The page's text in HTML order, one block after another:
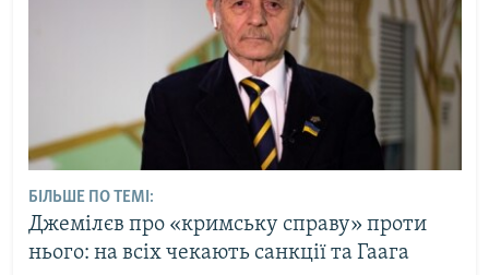
БІЛЬШЕ ПО ТЕМІ:
Джемілєв про «кримську справу» проти
нього: на всіх чекають санкції та Гаага